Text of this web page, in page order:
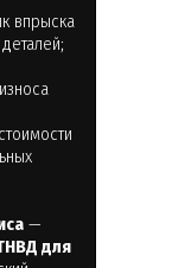
впрыска
—
для